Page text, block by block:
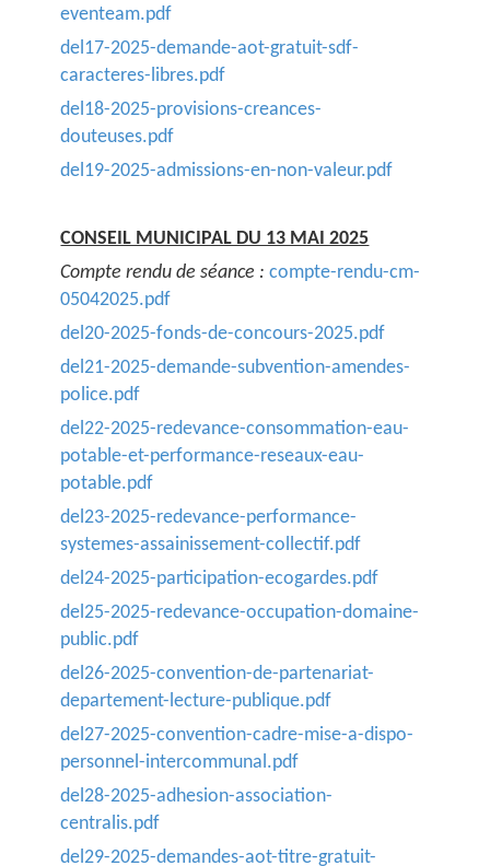
eventeam.pdf
del17-2025-demande-aot-gratuit-sdf-
caracteres-libres.pdf
del18-2025-provisions-creances-
douteuses.pdf
del19-2025-admissions-en-non-valeur.pdf
CONSEIL MUNICIPAL DU 13 MAI 2025
Compte rendu de séance :compte-rendu-cm-
05042025.pdf
del20-2025-fonds-de-concours-2025.pdf
del21-2025-demande-subvention-amendes-
police.pdf
del22-2025-redevance-consommation-eau-
potable-et-performance-reseaux-eau-
potable.pdf
del23-2025-redevance-performance-
systemes-assainissement-collectif.pdf
del24-2025-participation-ecogardes.pdf
del25-2025-redevance-occupation-domaine-
public.pdf
del26-2025-convention-de-partenariat-
departement-lecture-publique.pdf
del27-2025-convention-cadre-mise-a-dispo-
personnel-intercommunal.pdf
del28-2025-adhesion-association-
centralis.pdf
del29-2025-demandes-aot-titre-gratuit-